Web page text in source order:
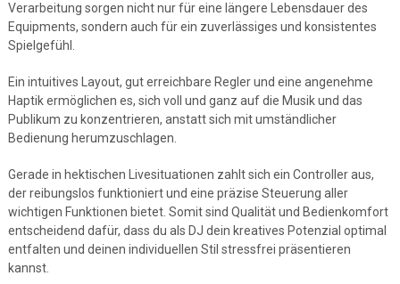
Verarbeitung sorgen nicht nur für eine längere Lebensdauer des
Equipments, sondern auch für ein zuverlässiges und konsistentes
Spielgefühl.
Ein intuitives Layout, gut erreichbare Regler und eine angenehme
Haptik ermöglichen es, sich voll und ganz auf die Musik und das
Publikum zu konzentrieren, anstatt sich mit umständlicher
Bedienung herumzuschlagen.
Gerade in hektischen Livesituationen zahlt sich ein Controller aus,
der reibungslos funktioniert und eine präzise Steuerung aller
wichtigen Funktionen bietet. Somit sind Qualität und Bedienkomfort
entscheidend dafür, dass du als DJ dein kreatives Potenzial optimal
entfalten und deinen individuellen Stil stressfrei präsentieren
kannst.